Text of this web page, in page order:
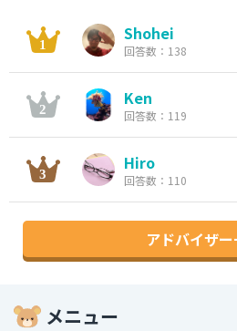
Shohei
回答数：138
Ken
回答数：119
Hiro
回答数：110
アドバイザ
メニュー